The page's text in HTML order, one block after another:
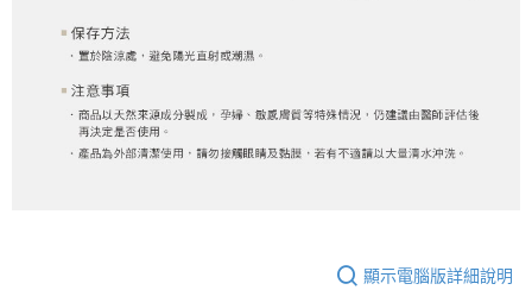
顯示電腦版詳細說明